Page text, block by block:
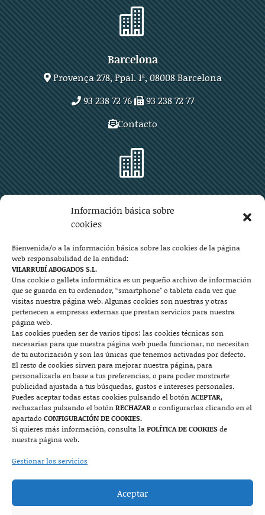
Información básica sobre
cookies
Bienvenida/o a la información básica sobre las cookies de la página
web responsabilidad de la entidad:
VILARRUBÍ ABOGADOS S.L.
Una cookie o galleta informática es un pequeño archivo de información
que se guarda en tu ordenador, “smartphone” o tableta cada vez que
visitas nuestra página web. Algunas cookies son nuestras y otras
pertenecen a empresas externas que prestan servicios para nuestra
página web.
Las cookies pueden ser de varios tipos: las cookies técnicas son
necesarias para que nuestra página web pueda funcionar, no necesitan
de tu autorización y son las únicas que tenemos activadas por defecto.
El resto de cookies sirven para mejorar nuestra página, para
personalizarla en base a tus preferencias, o para poder mostrarte
publicidad ajustada a tus búsquedas, gustos e intereses personales.
Puedes aceptar todas estas cookies pulsando el botónACEPTAR,
rechazarlas pulsando el botónRECHAZARo configurarlas clicando en el
apartado CONFIGURACIÓN DE COOKIES.
Si quieres más información, consulta laPOLÍTICA DE COOKIESde
nuestra página web.
Gestionar los servicios
Aceptar

Barcelona
Provença 278, Ppal. 1ª, 08008 Barcelona
93 238 72 76
93 238 72 77
Contacto

Plaza Aragón 10, planta 11ª, 50004 Zaragoza
976 219 571
976 225 209
Contacto

Mallorca
Josep Pla, n°6, 07400 Alcudia (Mallorca)
722 131 870
Contacto

Plaza Mayor 7, 1º, 22400 Monzón (Huesca)
974 415 252